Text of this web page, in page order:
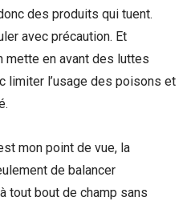
des produits qui tuent.
avec précaution. Et
mette en avant des luttes
limiter l’usage des poisons et
mon point de vue, la
de balancer
tout bout de champ sans